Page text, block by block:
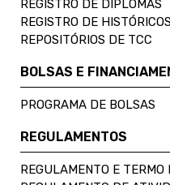
REGISTRO DE DIPLOMAS
REGISTRO DE HISTÓRICOS
REPOSITÓRIOS DE TCC
BOLSAS E
PROGRAMA DE BOLSAS
REGULAMENTOS
REGULAMENTO E TERMO